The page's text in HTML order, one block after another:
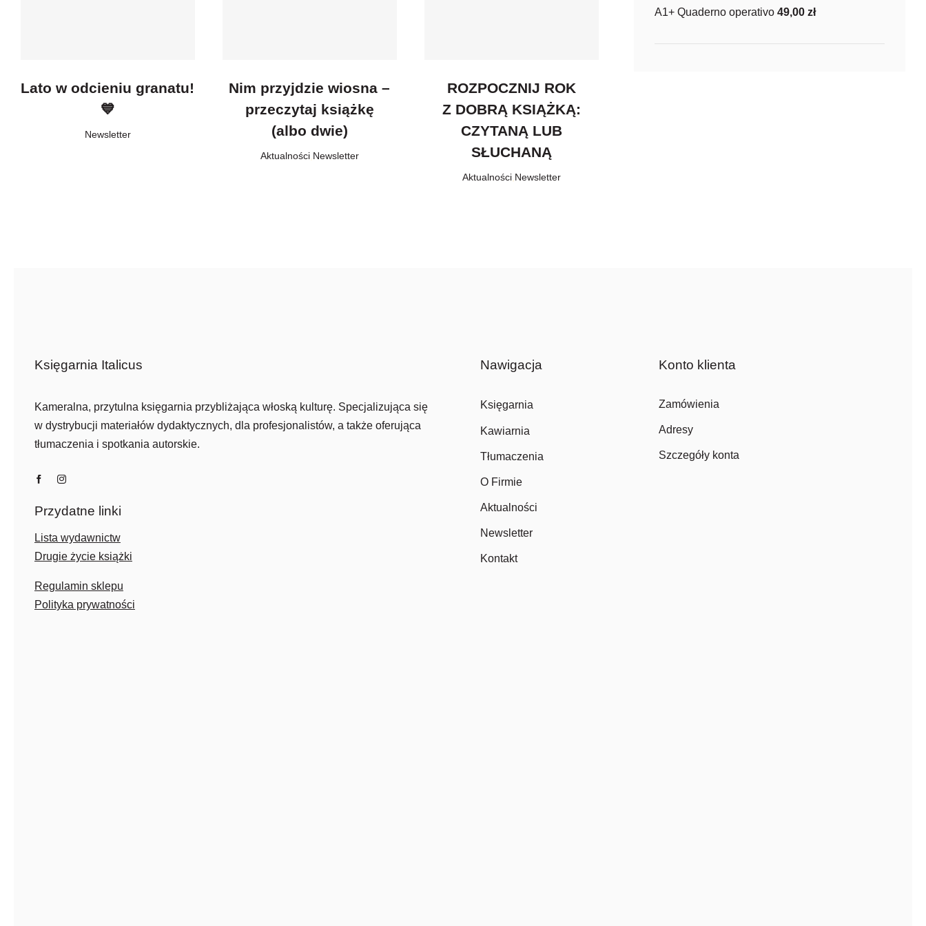
Lato w odcieniu granatu!
💙
Newsletter
Nim przyjdzie wiosna –
przeczytaj książkę
(albo dwie)
Aktualności, Newsletter
ROZPOCZNIJ ROK
Z DOBRĄ KSIĄŻKĄ:
CZYTANĄ LUB
SŁUCHANĄ
Aktualności, Newsletter
A1+ Quaderno operativo 49,00zł
Księgarnia Italicus
Kameralna, przytulna księgarnia przybliżająca włoską kulturę. Specjalizująca się
w dystrybucji materiałów dydaktycznych, dla profesjonalistów, a także oferująca
tłumaczenia i spotkania autorskie.
Przydatne linki
Lista wydawnictw
Drugie życie książki
Regulamin sklepu
Polityka prywatności
Nawigacja
Księgarnia
Kawiarnia
Tłumaczenia
O Firmie
Aktualności
Newsletter
Kontakt
Konto klienta
Zamówienia
Adresy
Szczegóły konta